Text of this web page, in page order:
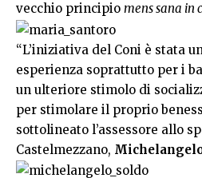
vecchio principio mens sana in
“L’iniziativa del Coni è stata
esperienza soprattutto per i
un ulteriore stimolo di
per stimolare il proprio
sottolineato l’assessore allo
Castelmezzano,